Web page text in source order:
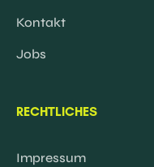
Kontakt
Jobs
RECHTLICHES
Impressum